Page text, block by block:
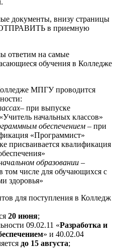
документы, внизу страницы
ОТПРАВИТЬ в приемную
ответим на самые
обучения в Колледже
МПГУ проводится
– при выпуске
начальных классов»
обеспечением – при
«Программист»
присваивается квалификация
образовании –
том числе для обучающихся с
здоровья»
для поступления в Колледж
20 июня;
09.02.11 «Разработка и
» и 40.02.04
до 15 августа;